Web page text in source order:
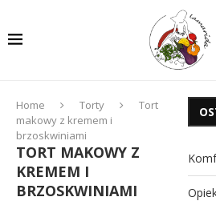
Home Torty
Tort
makowy z kremem i
brzoskwiniami
TORT MAKOWY Z
KREMEM I
BRZOSKWINIAMI